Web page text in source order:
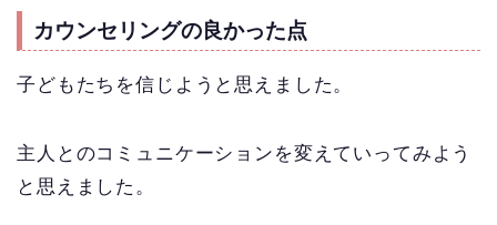
カウンセリングの良かった点
子どもたちを信じようと思えました。
主人とのコミュニケーションを変えていってみよう
と思えました。